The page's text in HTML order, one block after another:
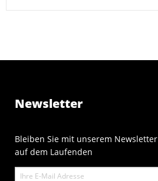
Newsletter
Bleiben Sie mit unserem Newsletter
auf dem Laufenden
E-